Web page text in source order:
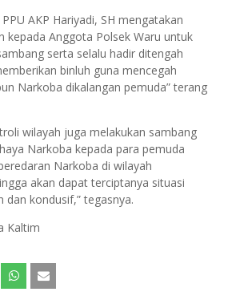
AKP Hariyadi, SH mengatakan
kepada Anggota Polsek Waru untuk
serta selalu hadir ditengah
binluh guna mencegah
Narkoba dikalangan pemuda” terang
wilayah juga melakukan sambang
Narkoba kepada para pemuda
Narkoba di wilayah
akan dapat terciptanya situasi
kondusif,” tegasnya.
Kaltim